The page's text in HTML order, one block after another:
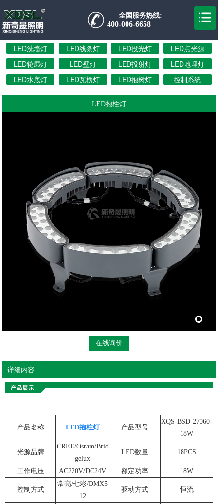
全国服务热线:
400-006-6658
LED洗墙灯 LED线条灯 LED投光灯
LED点光源
LED轮廓灯
LED壁灯 LED投射灯
LED地埋灯
LED水底灯
LED瓦楞灯 LED抱树灯 控制系统
LED抱柱灯
在线询价
详细内容
产品名称 LED抱柱灯 产品型号
XQS-BSD-27060-
18W
光源品牌
CREE/Osram/Brid
gelux
LED数量 18PCS
工作电压 AC220V/DC24V 额定功率 18W
控制方式
常亮/七彩/DMX5
12
驱动方式 恒流